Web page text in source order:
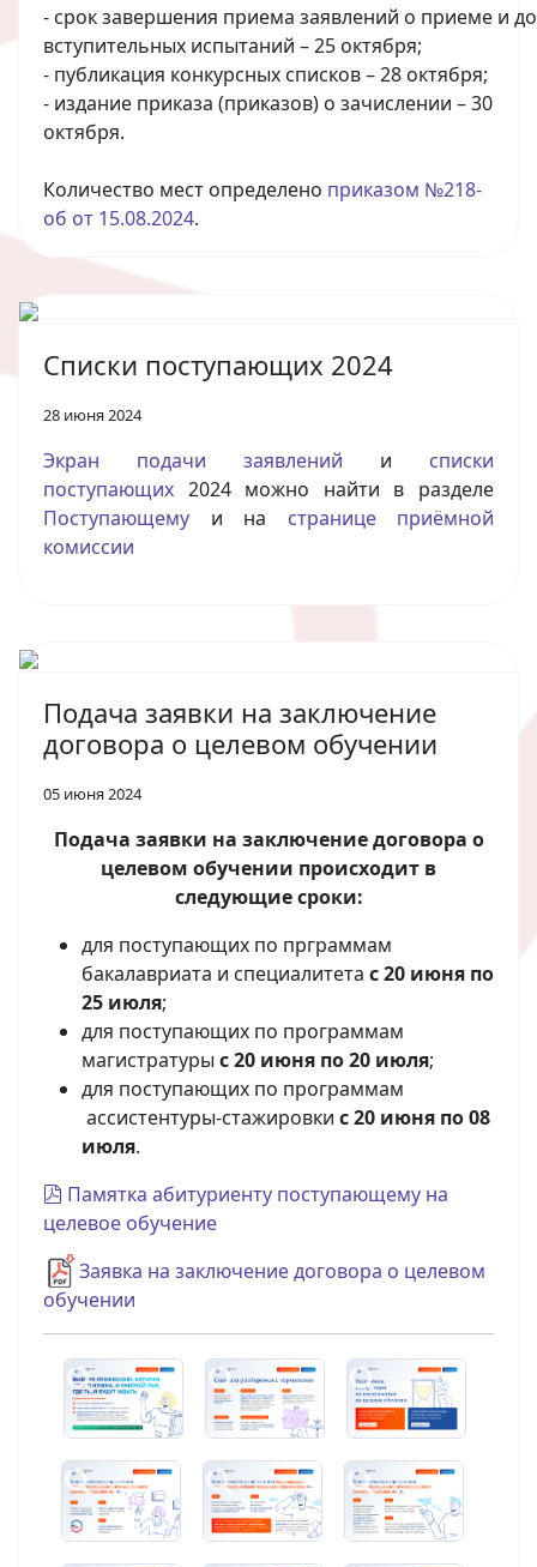
- срокзавершения приема заявлений о приеме и
вступительных испытаний – 25 октября;
- публикация конкурсных списков – 28 октября;
- издание приказа (приказов) о зачислении – 30
октября.
Количество мест определено приказом №218-
об от 15.08.2024.
Списки поступающих 2024
28 июня 2024
Экран подачи заявлений и списки
поступающих 2024 можно найти в разделе
Поступающему и на странице приёмной
комиссии
Подача заявки на заключение
договора о целевом обучении
05 июня 2024
Подача заявки на заключение договора о
целевом обучении происходит в
следующие сроки:
для поступающих по прграммам
бакалавриата и специалитета с 20 июня по
25 июля;
для поступающих по программам
магистратуры с 20 июня по 20 июля;
для поступающих по программам
ассистентуры-стажировки с 20 июня по 08
июля.
pdf
Памятка абитуриенту поступающему на
целевое обучение
Заявка на заключение договора о целевом
обучении